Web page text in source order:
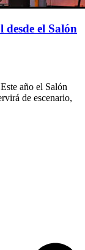
desde el Salón
año el Salón
de escenario,